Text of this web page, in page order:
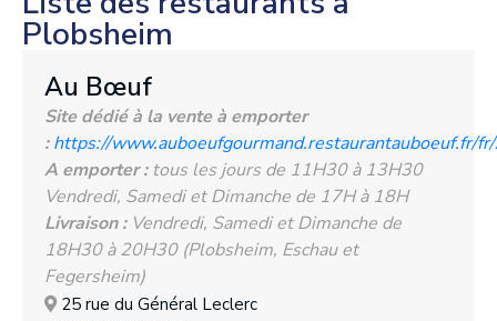
Plobsheim
Au Bœuf
Site dédié à la vente à emporter
:https://www.auboeufgourmand.restaurantauboeuf.fr/
A emporter :tous les jours de 11H30 à 13H30
Vendredi, Samedi et Dimanche de 17H à 18H
Livraison :Vendredi, Samedi et Dimanche de
18H30 à 20H30 (Plobsheim, Eschau et
Fegersheim)
25 rue du Général Leclerc